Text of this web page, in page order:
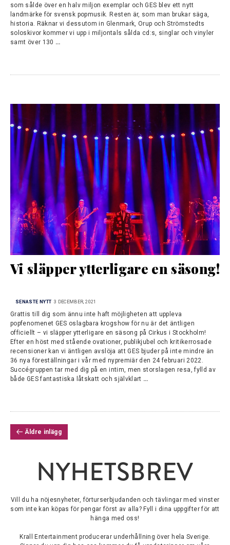
som sålde över en halv miljon exemplar och GES blev ett nytt
landmärke för svensk popmusik. Resten är, som man brukar säga,
historia. Räknar vi dessutom in Glenmark, Orup och Strömstedts
soloskivor kommer vi upp i miljontals sålda cd:s, singlar och vinyler
samt över 130 …
Vi släpper ytterligare en säsong!
SENASTE NYTT 3 DECEMBER, 2021
Grattis till dig som ännu inte haft möjligheten att uppleva
popfenomenet GES oslagbara krogshow för nu är det äntligen
officiellt – vi släpper ytterligare en säsong på Cirkus i Stockholm!
Efter en höst med stående ovationer, publikjubel och kritikerrosade
recensioner kan vi äntligen avslöja att GES bjuder på inte mindre än
36 nya föreställningar i vår med nypremiär den 24 februari 2022.
Succégruppen tar med dig på en intim, men storslagen resa, fylld av
både GES fantastiska låtskatt och självklart …
INLÄGGSNAVIGERING
Äldre inlägg
NYHETSBREV
Vill du ha nöjesnyheter, förturserbjudanden och tävlingar med vinster
som inte kan köpas för pengar först av alla? Fyll i dina uppgifter för att
hänga med oss!
Krall Entertainment producerar underhållning över hela Sverige.